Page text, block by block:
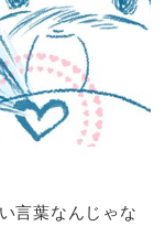
言葉なんじゃな